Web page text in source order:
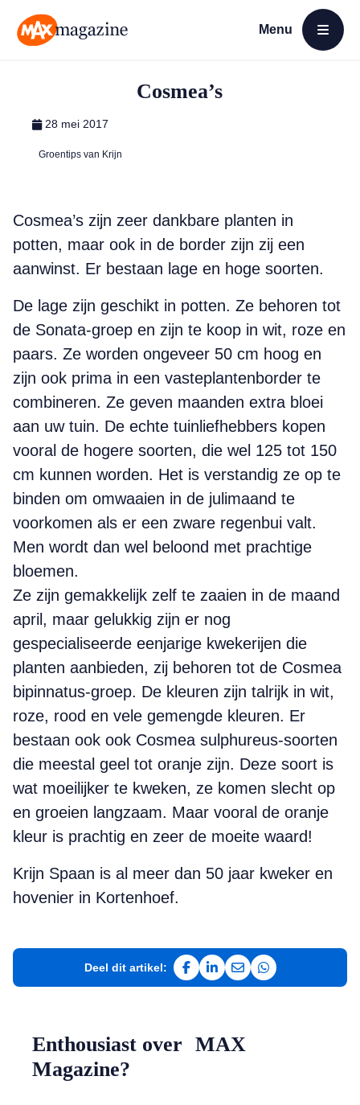
Menu
Open menu
Cosmea’s
28 mei 2017
Groentips van Krijn
Cosmea’s zijn zeer dankbare planten in
potten, maar ook in de border zijn zij een
aanwinst. Er bestaan lage en hoge soorten.
De lage zijn geschikt in potten. Ze behoren tot
de Sonata-groep en zijn te koop in wit, roze en
paars. Ze worden ongeveer 50 cm hoog en
zijn ook prima in een vasteplantenborder te
combineren. Ze geven maanden extra bloei
aan uw tuin. De echte tuinliefhebbers kopen
vooral de hogere soorten, die wel 125 tot 150
cm kunnen worden. Het is verstandig ze op te
binden om omwaaien in de julimaand te
voorkomen als er een zware regenbui valt.
Men wordt dan wel beloond met prachtige
bloemen.
Ze zijn gemakkelijk zelf te zaaien in de maand
april, maar gelukkig zijn er nog
gespecialiseerde eenjarige kwekerijen die
planten aanbieden, zij behoren tot de Cosmea
bipinnatus-groep. De kleuren zijn talrijk in wit,
roze, rood en vele gemengde kleuren. Er
bestaan ook ook Cosmea sulphureus-soorten
die meestal geel tot oranje zijn. Deze soort is
wat moeilijker te kweken, ze komen slecht op
en groeien langzaam. Maar vooral de oranje
kleur is prachtig en zeer de moeite waard!
Krijn Spaan is al meer dan 50 jaar kweker en
hovenier in Kortenhoef.
Deel dit artikel:
Deel op Facebook
Deel op LinkedIn
Deel via e-mail
Deel via
Enthousiast over MAX
Magazine?